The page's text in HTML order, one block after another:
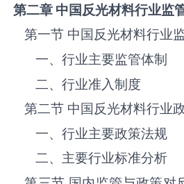
第二章 中国反光材料行业监
第一节 中国反光材料‌‌‌行业
一、行业主要监管体制
二、行业准入制度
第二节 中国反光材料‌‌‌行业
一、行业主要政策法规
二、主要行业标准分析